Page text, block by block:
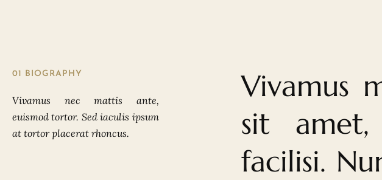
01 BIOGRAPHY
Vivamus nec mattis ante,
euismod tortor. Sed iaculis ipsum
at tortor placerat rhoncus.
Vivamus
sit amet,
facilisi.